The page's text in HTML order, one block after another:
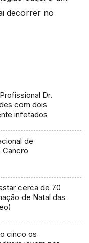
decorrer no
Dr.
com dois
infetados
de
Cancro
cerca de 70
de Natal das
cinco os